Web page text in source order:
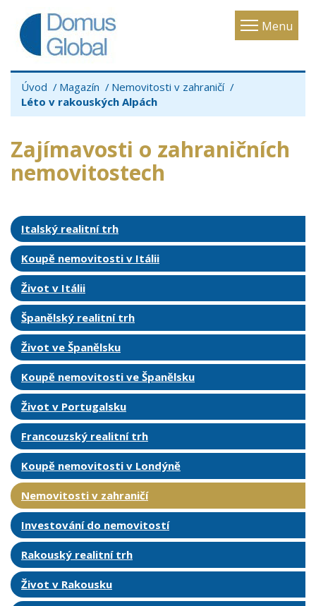
Menu
Toggle
Úvod Magazín
Nemovitosti v zahraničí
Léto v rakouských Alpách
Zajímavosti o zahraničních
nemovitostech
Italský realitní trh
Koupě nemovitosti v Itálii
Život v Itálii
Španělský realitní trh
Život ve Španělsku
Koupě nemovitosti ve Španělsku
Život v Portugalsku
Francouzský realitní trh
Koupě nemovitosti v Londýně
Nemovitosti v zahraničí
Investování do nemovitostí
Rakouský realitní trh
Život v Rakousku